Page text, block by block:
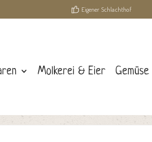
Eigener Schlachthof
Molkerei & Eier Gemüse